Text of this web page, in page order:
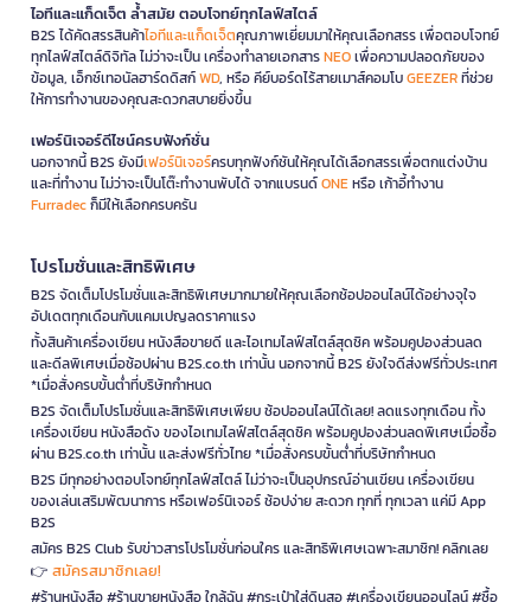
ไอทีและแก็ดเจ็ต ล้ำสมัย ตอบโจทย์ทุกไลฟ์สไตล์
B2S ได้คัดสรรสินค้าไอทีและแก็ดเจ็ตคุณภาพเยี่ยมมาให้คุณเลือกสรร เพื่อตอบโจทย์
ทุกไลฟ์สไตล์ดิจิทัล ไม่ว่าจะเป็น เครื่องทำลายเอกสารNEOเพื่อความปลอดภัยของ
ข้อมูล, เอ็กซ์เทอนัลฮาร์ดดิสก์WD, หรือ คีย์บอร์ดไร้สายเมาส์คอมโบGEEZERที่ช่วย
ให้การทำงานของคุณสะดวกสบายยิ่งขึ้น
เฟอร์นิเจอร์ดีไซน์ครบฟังก์ชั่น
นอกจากนี้ B2S ยังมีเฟอร์นิเจอร์ครบทุกฟังก์ชันให้คุณได้เลือกสรรเพื่อตกแต่งบ้าน
และที่ทำงาน ไม่ว่าจะเป็นโต๊ะทำงานพับได้ จากแบรนด์ONEหรือ เก้าอี้ทำงาน
Furradecก็มีให้เลือกครบครัน
โปรโมชั่นและสิทธิพิเศษ
B2S จัดเต็มโปรโมชั่นและสิทธิพิเศษมากมายให้คุณเลือกช้อปออนไลน์ได้อย่างจุใจ
อัปเดตทุกเดือนกับแคมเปญลดราคาแรง
ทั้งสินค้าเครื่องเขียน หนังสือขายดี และไอเทมไลฟ์สไตล์สุดชิค พร้อมคูปองส่วนลด
และดีลพิเศษเมื่อช้อปผ่าน B2S.co.th เท่านั้น นอกจากนี้ B2S ยังใจดีส่งฟรีทั่วประเทศ
*เมื่อสั่งครบขั้นต่ำที่บริษัทกำหนด
B2S จัดเต็มโปรโมชั่นและสิทธิพิเศษเพียบ ช้อปออนไลน์ได้เลย! ลดแรงทุกเดือน ทั้ง
เครื่องเขียน หนังสือดัง ของไอเทมไลฟ์สไตล์สุดชิค พร้อมคูปองส่วนลดพิเศษเมื่อซื้อ
ผ่าน B2S.co.th เท่านั้น และส่งฟรีทั่วไทย *เมื่อสั่งครบขั้นต่ำที่บริษัทกำหนด
B2S มีทุกอย่างตอบโจทย์ทุกไลฟ์สไตล์ ไม่ว่าจะเป็นอุปกรณ์อ่านเขียน เครื่องเขียน
ของเล่นเสริมพัฒนาการ หรือเฟอร์นิเจอร์ ช้อปง่าย สะดวก ทุกที่ ทุกเวลา แค่มี App
B2S
สมัคร B2S Club รับข่าวสารโปรโมชั่นก่อนใคร และสิทธิพิเศษเฉพาะสมาชิก! คลิกเลย
👉 สมัครสมาชิกเลย!
#ร้านหนังสือ #ร้านขายหนังสือ ใกล้ฉัน #กระเป๋าใส่ดินสอ #เครื่องเขียนออนไลน์ #ซื้อ